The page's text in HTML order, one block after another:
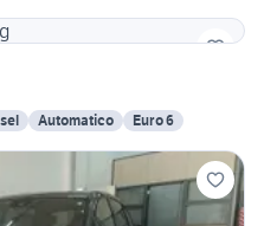
Automatico Euro 6